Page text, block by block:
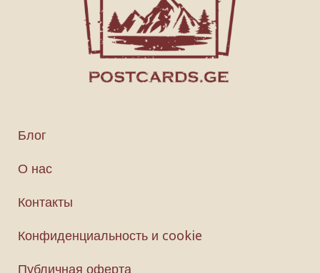
Блог
О нас
Контакты
Конфиденциальность и cookie
Публичная оферта